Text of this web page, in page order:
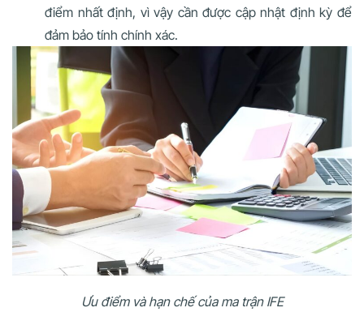
điểm nhất định, vì vậy cần được cập nhật định kỳ để
đảm bảo tính chính xác.
Ưu điểm và hạn chế của ma trận IFE